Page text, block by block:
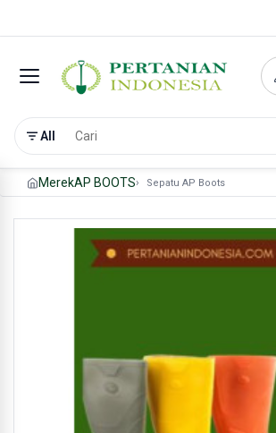
All
MerekAP BOOTS Sepatu AP Boots